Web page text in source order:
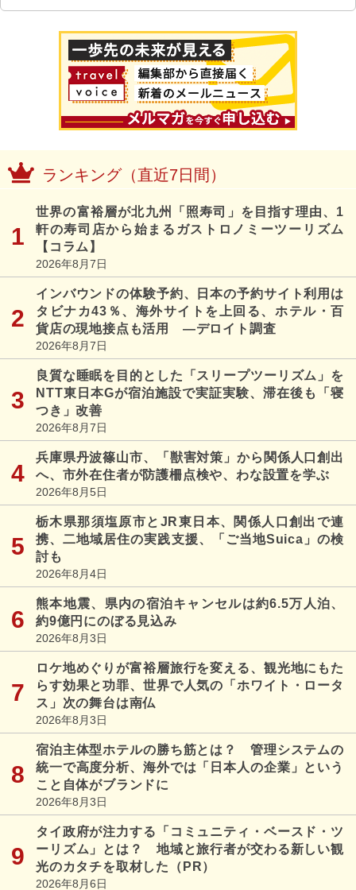
ランキング（直近7日間）
世界の富裕層が北九州「照寿司」を目指す理由、1
軒の寿司店から始まるガストロノミーツーリズム
【コラム】
2026年8月7日
インバウンドの体験予約、日本の予約サイト利用は
タビナカ43％、海外サイトを上回る、ホテル・百
貨店の現地接点も活用 ―デロイト調査
2026年8月7日
良質な睡眠を目的とした「スリープツーリズム」を
NTT東日本Gが宿泊施設で実証実験、滞在後も「寝
つき」改善
2026年8月7日
兵庫県丹波篠山市、「獣害対策」から関係人口創出
へ、市外在住者が防護柵点検や、わな設置を学ぶ
2026年8月5日
栃木県那須塩原市とJR東日本、関係人口創出で連
携、二地域居住の実践支援、「ご当地Suica」の検
討も
2026年8月4日
熊本地震、県内の宿泊キャンセルは約6.5万人泊、
約9億円にのぼる見込み
2026年8月3日
ロケ地めぐりが富裕層旅行を変える、観光地にもた
らす効果と功罪、世界で人気の「ホワイト・ロータ
ス」次の舞台は南仏
2026年8月3日
宿泊主体型ホテルの勝ち筋とは？ 管理システムの
統一で高度分析、海外では「日本人の企業」という
こと自体がブランドに
2026年8月3日
タイ政府が注力する「コミュニティ・ベースド・ツ
ーリズム」とは？ 地域と旅行者が交わる新しい観
光のカタチを取材した（PR）
2026年8月6日